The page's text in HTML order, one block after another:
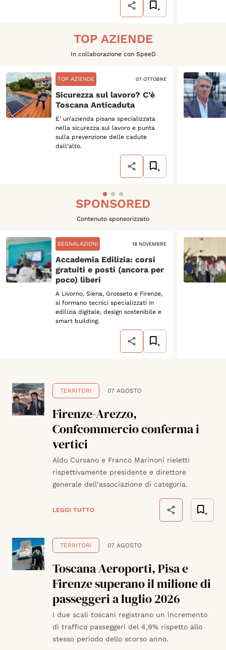
TOP AZIENDE
In collaborazione con SpeeD
TOP AZIENDE 07 OTTOBRE
Sicurezza sul lavoro? C’è
Toscana Anticaduta
E’ un’azienda pisana specializzata
nella sicurezza sul lavoro e punta
sulla prevenzione delle cadute
dall’alto.
SPONSORED
Contenuto sponsorizzato
SEGNALAZIONI 18 NOVEMBRE
Accademia Edilizia: corsi
gratuiti e posti (ancora per
poco) liberi
A Livorno, Siena, Grosseto e Firenze,
si formano tecnici specializzati in
edilizia digitale, design sostenibile e
smart building.
TERRITORI 07 AGOSTO
Firenze-Arezzo,
Confcommercio conferma i
vertici
Aldo Cursano e Franco Marinoni rieletti
rispettivamente presidente e direttore
generale dell’associazione di categoria.
LEGGI TUTTO
TERRITORI 07 AGOSTO
Toscana Aeroporti, Pisa e
Firenze superano il milione di
passeggeri a luglio 2026
I due scali toscani registrano un incremento
di traffico passeggeri del 4,9% rispetto allo
stesso periodo dello scorso anno.